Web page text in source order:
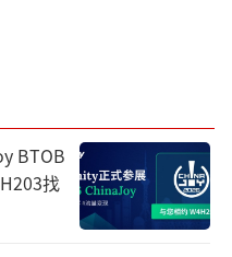
剧情走向，但这番
充满期待。对于长期
言，原著与游戏的
体验到全新故事，还
的奇幻世界。这种文
BTOB
找